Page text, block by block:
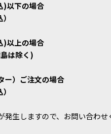
)以下の場合
)以上の場合
は除く)
ー）ご注文の場合
発生しますので、お問い合わせ